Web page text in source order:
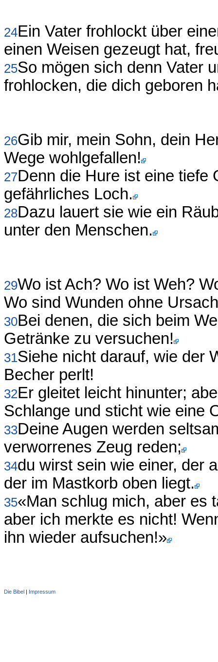
24Ein Vater frohlockt über
einen Weisen gezeugt hat,
25So mögen sich denn Vater
frohlocken, die dich geboren
26Gib mir, mein Sohn, dein
Wege wohlgefallen!
27Denn die Hure ist eine tiefe
gefährliches Loch.
28Dazu lauert sie wie ein
unter den Menschen.
29Wo ist Ach? Wo ist Weh?
Wo sind Wunden ohne
30Bei denen, die sich beim
Getränke zu versuchen!
31Siehe nicht darauf, wie der
Becher perlt!
32Er gleitet leicht hinunter;
Schlange und sticht wie eine
33Deine Augen werden
verworrenes Zeug reden;
34du wirst sein wie einer, der
der im Mastkorb oben liegt.
35«Man schlug mich, aber es
aber ich merkte es nicht!
ihn wieder aufsuchen!»
Die Bibel | Impressum